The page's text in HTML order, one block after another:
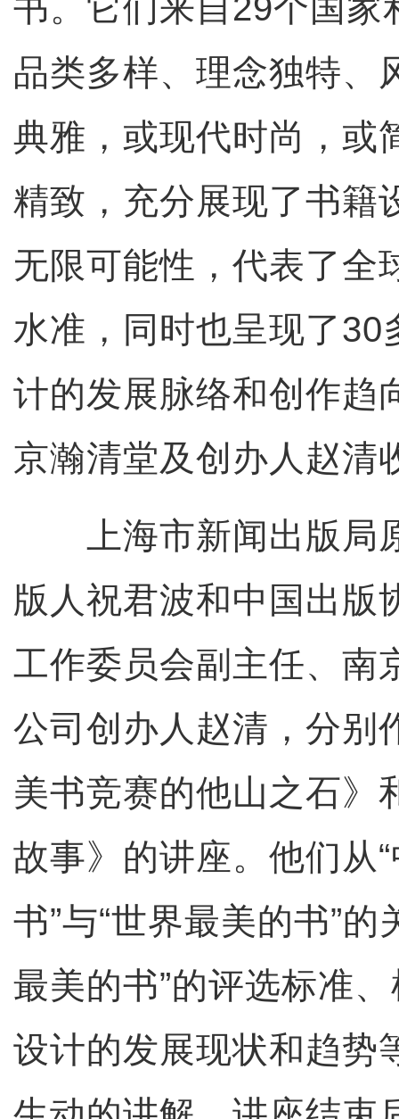
品类多样、理念独特、
典雅，或现代时尚，或
精致，充分展现了书籍
无限可能性，代表了全
水准，同时也呈现了30
计的发展脉络和创作趋
京瀚清堂及创办人赵清
上海市新闻出版局
版人祝君波和中国出版
工作委员会副主任、南
公司创办人赵清，分别
美书竞赛的他山之石》
故事》的讲座。他们从
书”与“世界最美的书”的
最美的书”的评选标准
设计的发展现状和趋势